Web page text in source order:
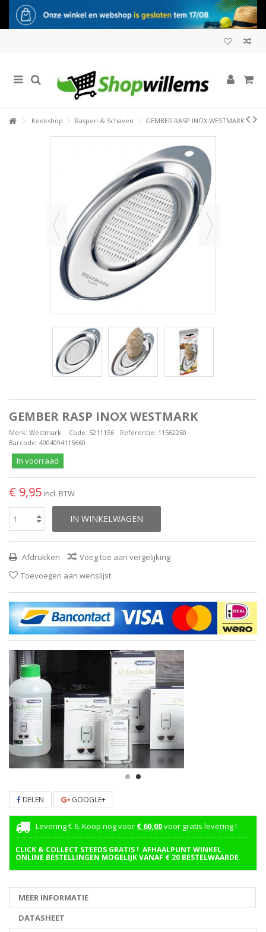
Kookshop Raspen & Schaven GEMBER RASP INOX WESTMARK
GEMBER RASP INOX WESTMARK
Merk: Westmark Code: 5211156 Referentie: 11562260
Barcode: 4004094115660
In voorraad
€ 9,95 incl. BTW
IN WINKELWAGEN
Afdrukken
Voeg toe aan vergelijking
Toevoegen aan wenslijst
DELEN GOOGLE+
Levering € 6. Koop nog voor € 60,00voor gratis levering !
CLICK & COLLECT STEEDS GRATIS ! AFHAALPUNT WINKEL
ONLINE BESTELLINGEN MOGELIJK VANAF € 20 BESTELWAARDE.
MEER INFORMATIE
DATASHEET